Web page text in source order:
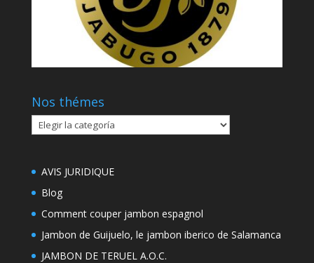
Nos thémes
Nos
thémes
AVIS JURIDIQUE
Blog
Comment couper jambon espagnol
Jambon de Guijuelo, le jambon iberico de Salamanca
JAMBON DE TERUEL A.O.C.